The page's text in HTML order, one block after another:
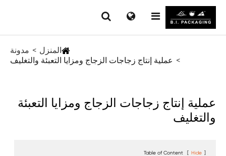
المنزل
مدونة
عملية إنتاج زجاجات الزجاج ومزايا التعبئة والتغليف
عملية إنتاج زجاجات الزجاج ومزايا التعبئة
والتغليف
Table of Content [ Hide ]